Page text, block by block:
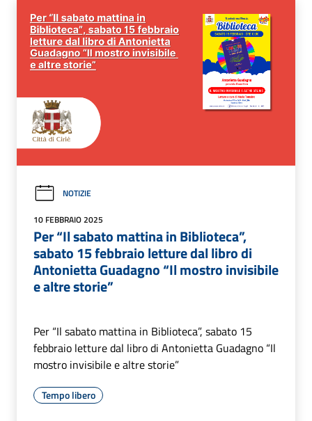
NOTIZIE
10 FEBBRAIO 2025
Per “Il sabato mattina in Biblioteca”,
sabato 15 febbraio letture dal libro di
Antonietta Guadagno “Il mostro invisibile
e altre storie”
Per “Il sabato mattina in Biblioteca”, sabato 15
febbraio letture dal libro di Antonietta Guadagno “Il
mostro invisibile e altre storie”
Tempo libero